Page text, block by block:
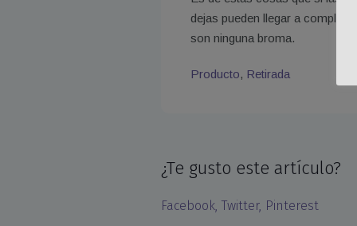
dejas pueden llegar a
son ninguna broma.
Producto, Retirada
¿Te gusto este artículo?
Facebook Twitter Pinterest